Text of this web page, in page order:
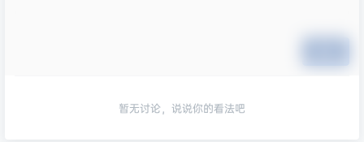
暂无讨论，说说你的看法吧